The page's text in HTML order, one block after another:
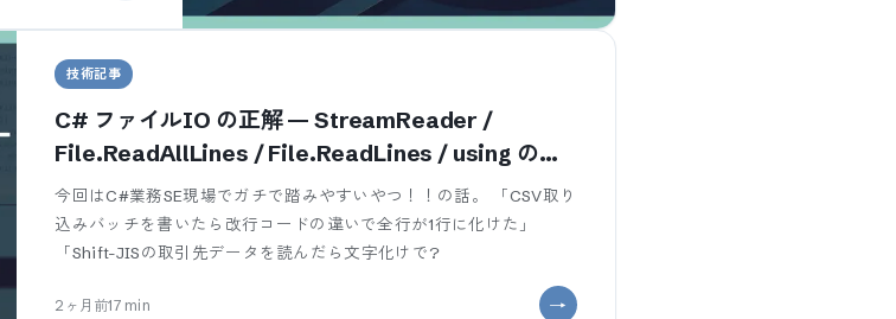
技術記事
C# ファイルIO の正解 — StreamReader /
File.ReadAllLines / File.ReadLines / using の使
い分け
今回はC#業務SE現場でガチで踏みやすいやつ！！の話。 「CSV取り
込みバッチを書いたら改行コードの違いで全行が1行に化けた」
「Shift-JISの取引先データを読んだら文字化けで?
2ヶ月前17min